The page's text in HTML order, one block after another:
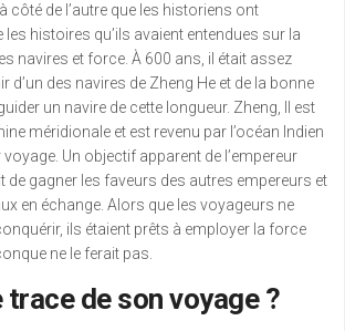
côté de l’autre que les historiens ont
histoires qu’ils avaient entendues sur la
navires et force. À 600 ans, il était assez
d’un des navires de Zheng He et de la bonne
un navire de cette longueur. Zheng, Il est
méridionale et est revenu par l’océan Indien
Un objectif apparent de l’empereur
de gagner les faveurs des autres empereurs et
en échange. Alors que les voyageurs ne
ils étaient prêts à employer la force
ne le ferait pas.
trace de son voyage ?